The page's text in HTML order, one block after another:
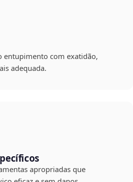
entupimento com exatidão,
adequada.
apropriadas que